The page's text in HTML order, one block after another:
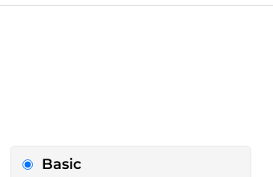
Basic